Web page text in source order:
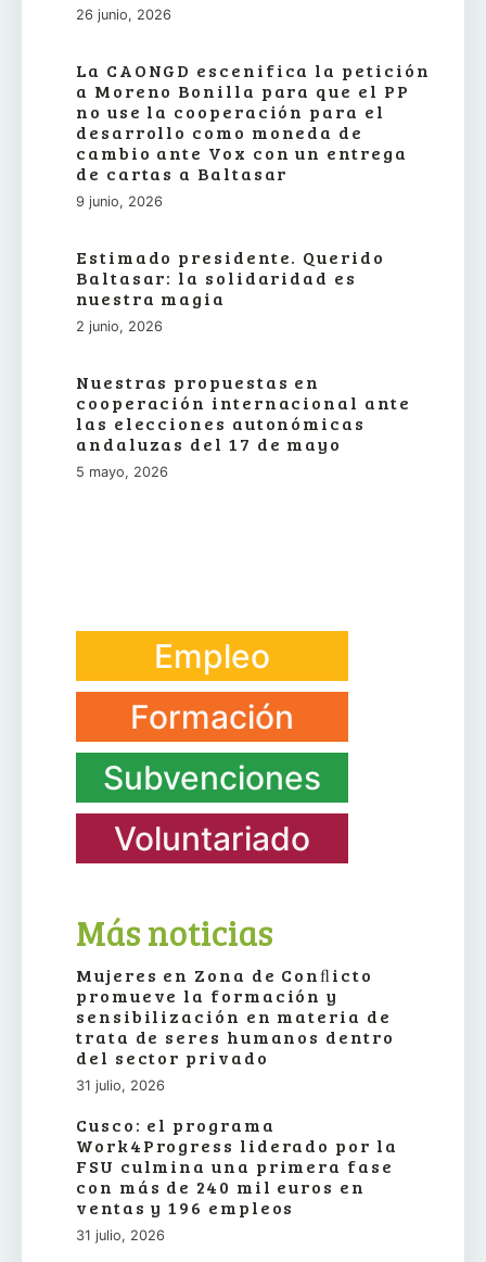
26 junio, 2026
La CAONGD escenifica la petición
a Moreno Bonilla para que el PP
no use la cooperación para el
desarrollo como moneda de
cambio ante Vox con un entrega
de cartas a Baltasar
9 junio, 2026
Estimado presidente. Querido
Baltasar: la solidaridad es
nuestra magia
2 junio, 2026
Nuestras propuestas en
cooperación internacional ante
las elecciones autonómicas
andaluzas del 17 de mayo
5 mayo, 2026
Empleo
Formación
Subvenciones
Voluntariado
Más noticias
Mujeres en Zona de Conﬂicto
promueve la formación y
sensibilización en materia de
trata de seres humanos dentro
del sector privado
31 julio, 2026
Cusco: el programa
Work4Progress liderado por la
FSU culmina una primera fase
con más de 240 mil euros en
ventas y 196 empleos
31 julio, 2026